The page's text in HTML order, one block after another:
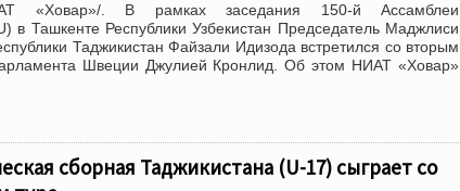
«Ховар»/. В рамках заседания 150-й Ассамблеи
в Ташкенте Республики Узбекистан Председатель Маджлиси
Таджикистан Файзали Идизода встретился со вторым
Швеции Джулией Кронлид. Об этом НИАТ «Ховар»
сборная Таджикистана (U-17) сыграет со